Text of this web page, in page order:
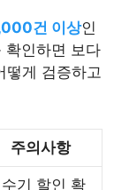
건 이상인
확인하면 보다
떻게 검증하고
주의사항
기 할인 확